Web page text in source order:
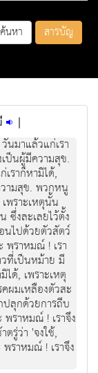
ค้นหา สารบัญ
|
มาแลวแกเรา
นผูมีความสุข.
ราก็หามิได,
วามสุข. พวกหนู
เพราะเหตุนั้น
ซึ่งละเลยไวตั้ง
นไปดวยตัวสัตว์
พราหมณ ! เรา
เปนหมาย มี
ด, เพราะเหตุ
คผมเหลืองตัวสะ
ปลุกดวยการถีบ
ราหมณ ! เราจึง
วา 'จงใช,
ราหมณ ! เราจึง